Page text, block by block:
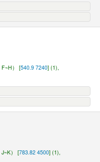
F~H） [540.9 7240] (1),
） [783.82 4500] (1),